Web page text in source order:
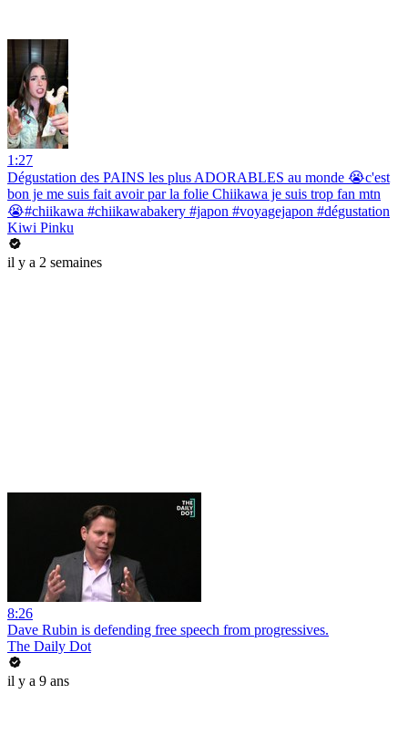
1:27
Dégustation des PAINS les plus ADORABLES au monde 😭c'est
bon je me suis fait avoir par la folie Chiikawa je suis trop fan mtn
😭#chiikawa #chiikawabakery #japon #voyagejapon #dégustation
Kiwi Pinku
il y a 2 semaines
8:26
Dave Rubin is defending free speech from progressives.
The Daily Dot
il y a 9 ans